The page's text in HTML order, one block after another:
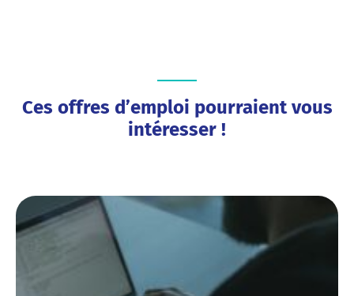
Ces offres d’emploi pourraient vous
intéresser !